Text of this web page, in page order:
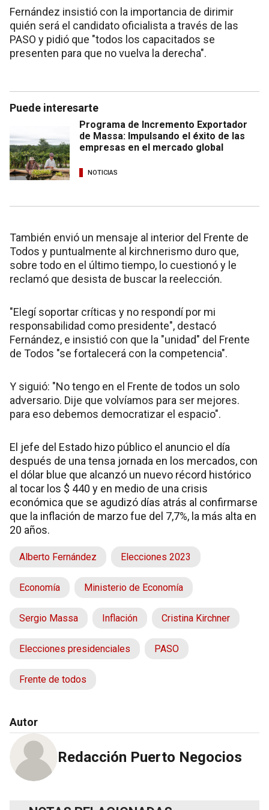
Fernández insistió con la importancia de dirimir
quién será el candidato oficialista a través de las
PASO y pidió que "todos los capacitados se
presenten para que no vuelva la derecha".
Puede interesarte
Programa de Incremento Exportador
de Massa: Impulsando el éxito de las
empresas en el mercado global
NOTICIAS
También envió un mensaje al interior del Frente de
Todos y puntualmente al kirchnerismo duro que,
sobre todo en el último tiempo, lo cuestionó y le
reclamó que desista de buscar la reelección.
"Elegí soportar críticas y no respondí por mi
responsabilidad como presidente", destacó
Fernández, e insistió con que la "unidad" del Frente
de Todos "se fortalecerá con la competencia".
Y siguió: "No tengo en el Frente de todos un solo
adversario. Dije que volvíamos para ser mejores.
para eso debemos democratizar el espacio".
El jefe del Estado hizo público el anuncio el día
después de una tensa jornada en los mercados, con
el dólar blue que alcanzó un nuevo récord histórico
al tocar los $ 440 y en medio de una crisis
económica que se agudizó días atrás al confirmarse
que la inflación de marzo fue del 7,7%, la más alta en
20 años.
Alberto Fernández Elecciones 2023
Economía Ministerio de Economía
Sergio Massa Inflación Cristina Kirchner
Elecciones presidenciales PASO
Frente de todos
Autor
Redacción Puerto Negocios